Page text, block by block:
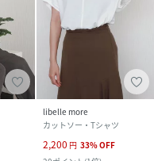
libelle more
カットソー・Tシャツ
2,200 円 33%OFF